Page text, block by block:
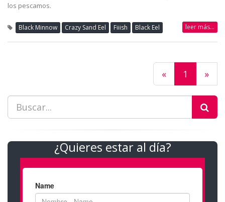
los pescamos.
Black Minnow Crazy Sand Eel Fiiish Black Eel leer más...
« 1 »
¿Quieres estar al día?